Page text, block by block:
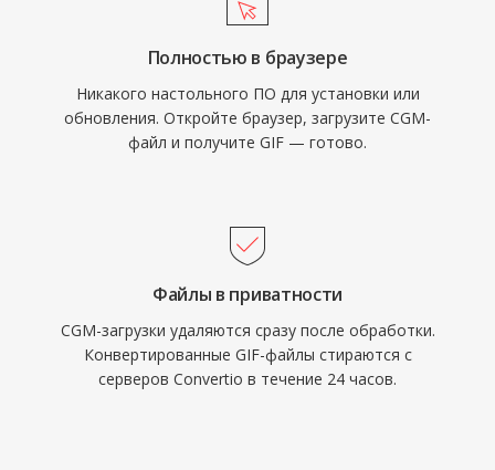
Полностью в браузере
Никакого настольного ПО для установки или
обновления. Откройте браузер, загрузите CGM-
файл и получите GIF — готово.
Файлы в приватности
CGM-загрузки удаляются сразу после обработки.
Конвертированные GIF-файлы стираются с
серверов Convertio в течение 24 часов.